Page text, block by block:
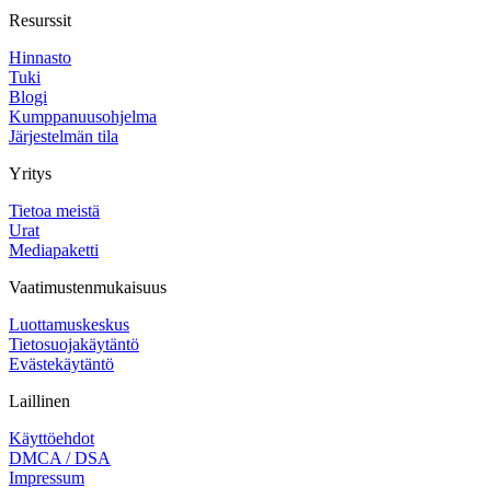
Resurssit
Hinnasto
Tuki
Blogi
Kumppanuusohjelma
Järjestelmän tila
Yritys
Tietoa meistä
Urat
Mediapaketti
Vaatimustenmukaisuus
Luottamuskeskus
Tietosuojakäytäntö
Evästekäytäntö
Laillinen
Käyttöehdot
DMCA / DSA
Impressum